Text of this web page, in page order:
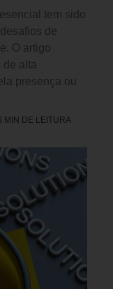
tem sido
de
O artigo
de alta
presença ou
MIN DE LEITURA